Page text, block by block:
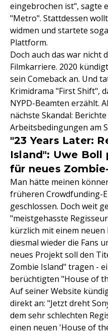
eingebrochen ist", sagte
"Metro". Stattdessen
widmen und startete
Plattform.
Doch auch das war nicht
Filmkarriere. 2020
sein Comeback an. Und
Krimidrama "First Shift",
NYPD-Beamten erzählt.
nächste Skandal:
Arbeitsbedingungen am
"23 Years Later:
Island": Uwe
für neues
Man hätte meinen
früheren Crowdfunding-
geschlossen. Doch weit
"meistgehasste
kürzlich mit einem
diesmal wieder die Fans
neues Projekt soll den
Zombie Island" tragen -
berüchtigten "House of
Auf seiner Website
direkt an: "Jetzt dreht
dem sehr schlechten
einen neuen 'House of